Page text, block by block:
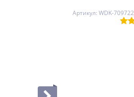
Артикул: WDK-709722